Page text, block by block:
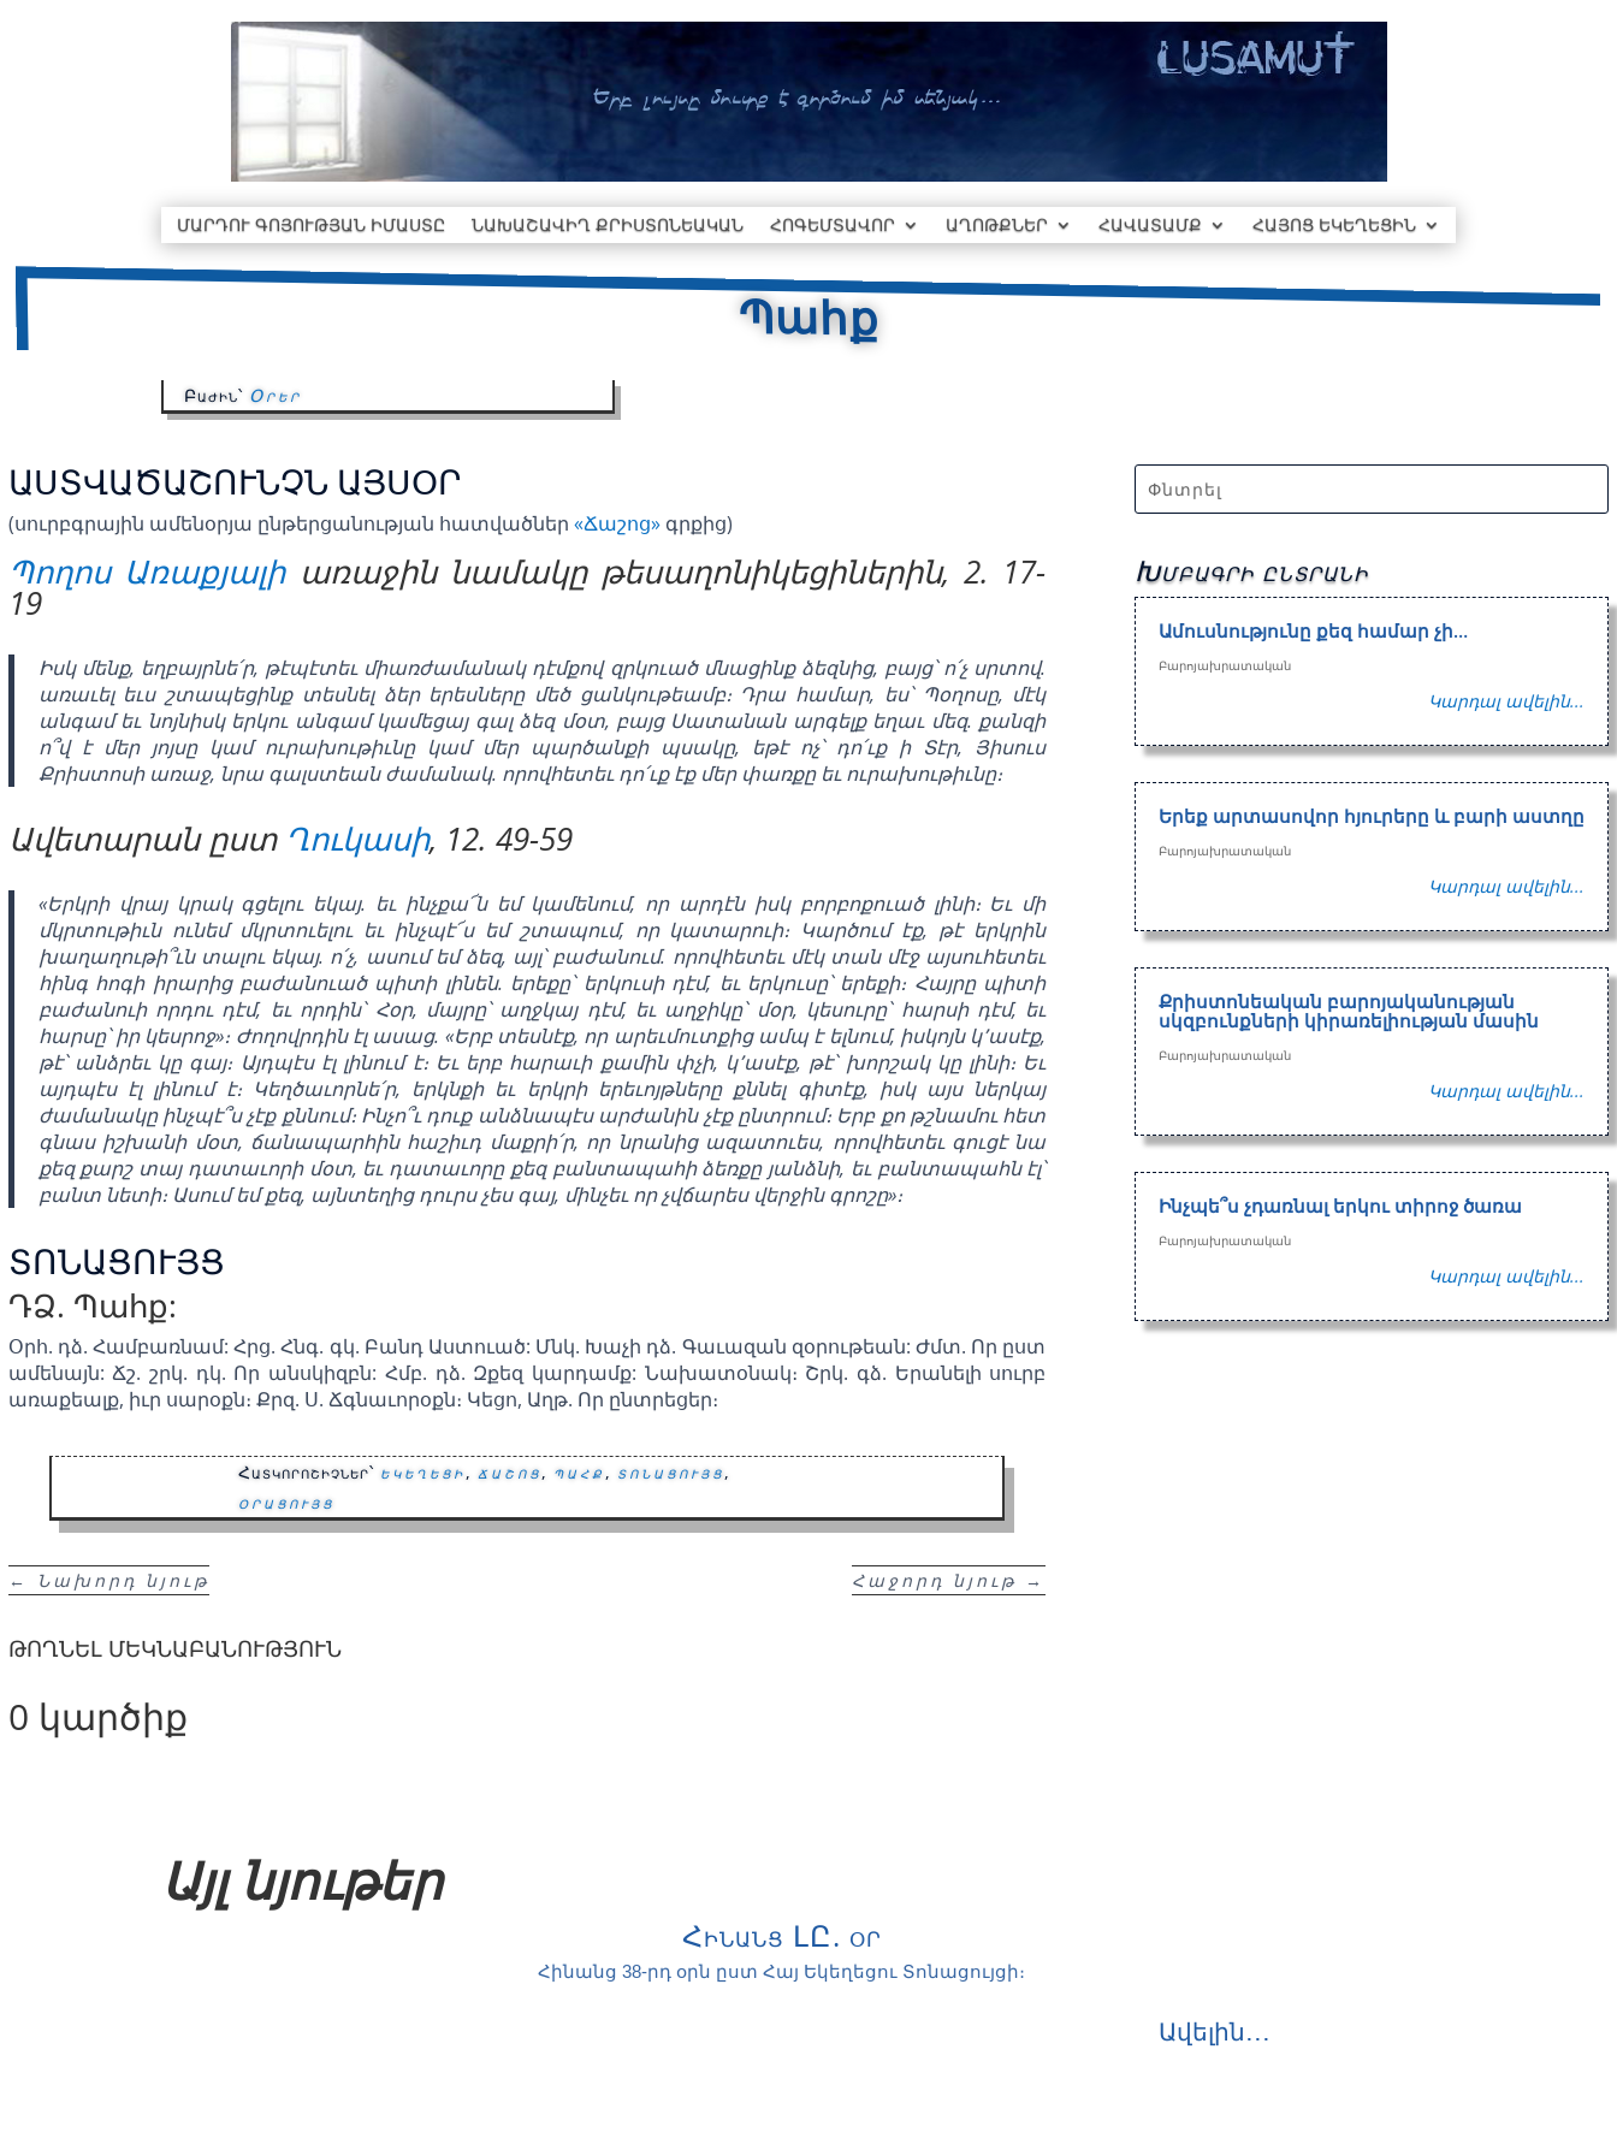
ՄԱՐԴՈՒ ԳՈՅՈՒԹՅԱՆ ԻՄԱՍՏԸ ՆԱԽԱՇԱՎԻՂ ՔՐԻՍՏՈՆԵԱԿԱՆ ՀՈԳԵՄՏԱՎՈՐ ԱՂՈԹՔՆԵՐ ՀԱՎԱՏԱՄՔ ՀԱՅՈՑ ԵԿԵՂԵՑԻՆ
Պահք
Բաժին՝ Օրեր
ԱՍՏՎԱԾԱՇՈՒՆՉՆ ԱՅՍՕՐ
(սուրբգրային ամենօրյա ընթերցանության հատվածներ «Ճաշոց»գրքից)
Պողոս Առաքյալիառաջին նամակը թեսաղոնիկեցիներին, 2. 17-
19
Իսկ մենք, եղբայրնե՛ր, թէպէտեւ միառժամանակ դէմքով զրկուած մնացինք ձեզնից, բայց՝ ո՛չ սրտով.
առաւել եւս շտապեցինք տեսնել ձեր երեսները մեծ ցանկութեամբ։ Դրա համար, ես՝ Պօղոսը, մէկ
անգամ եւ նոյնիսկ երկու անգամ կամեցայ գալ ձեզ մօտ, բայց Սատանան արգելք եղաւ մեզ. քանզի
ո՞վ է մեր յոյսը կամ ուրախութիւնը կամ մեր պարծանքի պսակը, եթէ ոչ՝ դո՛ւք ի Տէր, Յիսուս
Քրիստոսի առաջ, նրա գալստեան ժամանակ. որովհետեւ դո՛ւք էք մեր փառքը եւ ուրախութիւնը։
Ավետարան ըստ Ղուկասի, 12. 49-59
«Երկրի վրայ կրակ գցելու եկայ. եւ ինչքա՜ն եմ կամենում, որ արդէն իսկ բորբոքուած լինի։ Եւ մի
մկրտութիւն ունեմ մկրտուելու եւ ինչպէ՜ս եմ շտապում, որ կատարուի։ Կարծում էք, թէ երկրին
խաղաղութի՞ւն տալու եկայ. ո՛չ, ասում եմ ձեզ, այլ՝ բաժանում. որովհետեւ մէկ տան մէջ այսուհետեւ
հինգ հոգի իրարից բաժանուած պիտի լինեն. երեքը՝ երկուսի դէմ, եւ երկուսը՝ երեքի։ Հայրը պիտի
բաժանուի որդու դէմ, եւ որդին՝ Հօր, մայրը՝ աղջկայ դէմ, եւ աղջիկը՝ մօր, կեսուրը՝ հարսի դէմ, եւ
հարսը՝ իր կեսրոջ»։ Ժողովրդին էլ ասաց. «Երբ տեսնէք, որ արեւմուտքից ամպ է ելնում, իսկոյն կ՚ասէք,
թէ՝ անձրեւ կը գայ։ Այդպէս էլ լինում է։ Եւ երբ հարաւի քամին փչի, կ՚ասէք, թէ՝ խորշակ կը լինի։ Եւ
այդպէս էլ լինում է։ Կեղծաւորնե՛ր, երկնքի եւ երկրի երեւոյթները քննել գիտէք, իսկ այս ներկայ
ժամանակը ինչպէ՞ս չէք քննում։ Ինչո՞ւ դուք անձնապէս արժանին չէք ընտրում։ Երբ քո թշնամու հետ
գնաս իշխանի մօտ, ճանապարհին հաշիւդ մաքրի՛ր, որ նրանից ազատուես, որովհետեւ գուցէ նա
քեզ քարշ տայ դատաւորի մօտ, եւ դատաւորը քեզ բանտապահի ձեռքը յանձնի, եւ բանտապահն էլ՝
բանտ նետի։ Ասում եմ քեզ, այնտեղից դուրս չես գայ, մինչեւ որ չվճարես վերջին գրոշը»։
ՏՈՆԱՑՈՒՅՑ
ԴՁ. Պահք:
Օրհ. դձ. Համբառնամ: Հրց. Հնգ. գկ. Բանդ Աստուած: Մնկ. Խաչի դձ. Գաւազան զօրութեան: Ժմտ. Որ ըստ
ամենայն: Ճշ. շրկ. դկ. Որ անսկիզբն: Հմբ. դձ. Զքեզ կարդամք: Նախատօնակ։ Շրկ. գձ. Երանելի սուրբ
առաքեալք, իւր սարօքն։ Քրզ. Ս. Ճգնաւորօքն։ Կեցո, Աղթ. Որ ընտրեցեր։
Հատկորոշիչներ՝ եկեղեցի,ճաշոց, պահք , տոնացույց,
օրացույց
← Նախորդ նյութ Հաջորդ նյութ →
ԹՈՂՆԵԼ ՄԵԿՆԱԲԱՆՈՒԹՅՈՒՆ
0 կարծիք
Խմբագրի ընտրանի
Ամուսնությունը քեզ համար չի…
Բարոյախրատական
Կարդալ ավելին...
Երեք արտասովոր հյուրերը և բարի աստղը
Բարոյախրատական
Կարդալ ավելին...
Քրիստոնեական բարոյականության
սկզբունքների կիրառելիության մասին
Բարոյախրատական
Կարդալ ավելին...
Ինչպե՞ս չդառնալ երկու տիրոջ ծառա
Բարոյախրատական
Կարդալ ավելին...
Այլ նյութեր
Հինանց ԼԸ. օր
Հինանց 38-րդ օրն ըստ Հայ Եկեղեցու Տոնացույցի։
Ավելին․․․